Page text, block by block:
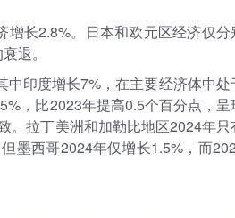
长2.8%。日本和欧元区经济仅分
退。
印度增长7%，在主要经济体中处
，比2023年提高0.5个百分点，呈
。拉丁美洲和加勒比地区2024年只
墨西哥2024年仅增长1.5%，而